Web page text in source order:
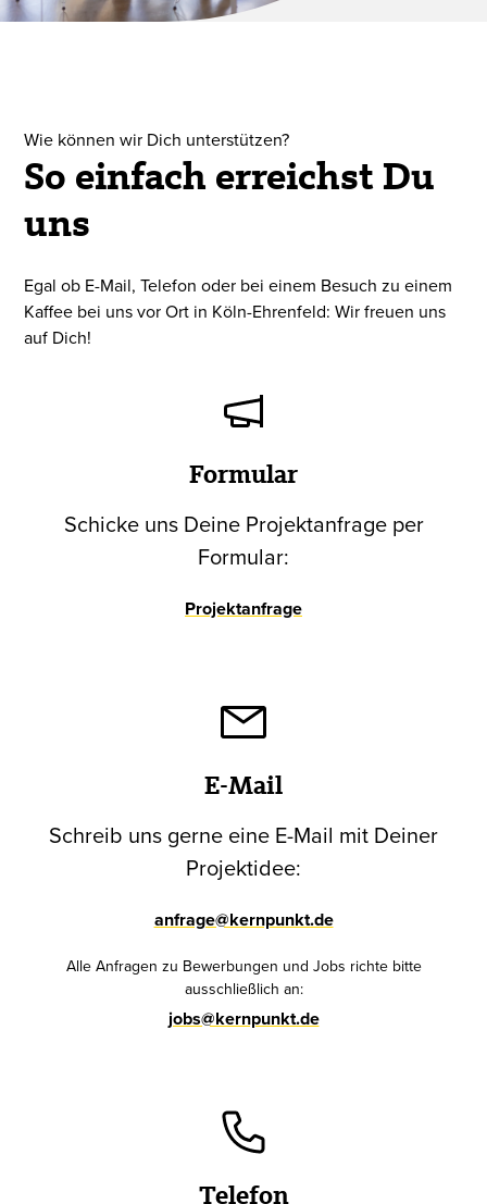
Wie können wir Dich unterstützen?
So einfach erreichst Du
uns
Egal ob E-Mail, Telefon oder bei einem Besuch zu einem
Kaffee bei uns vor Ort in Köln-Ehrenfeld: Wir freuen uns
auf Dich!
Formular
Schicke uns Deine Projektanfrage per
Formular:
Projektanfrage
E-Mail
Schreib uns gerne eine E-Mail mit Deiner
Projektidee:
anfrage@kernpunkt.de
Alle Anfragen zu Bewerbungen und Jobs richte bitte
ausschließlich an:
jobs@kernpunkt.de
Telefon